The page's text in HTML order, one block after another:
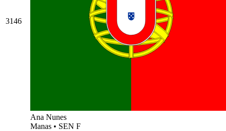
3146
Ana Nunes
Manas • SEN F